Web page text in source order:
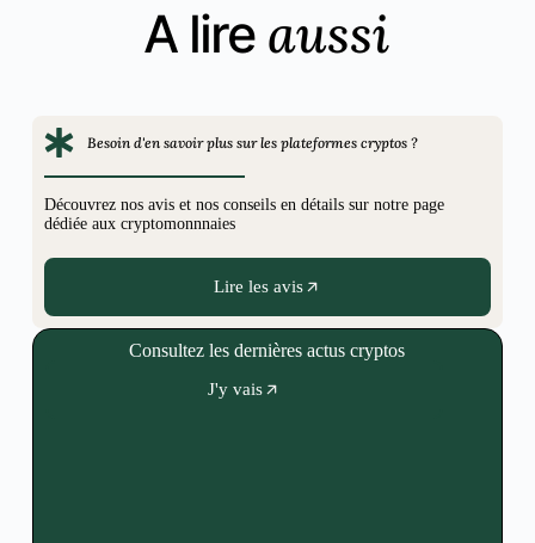
A lire aussi
Besoin d'en savoir plus sur les plateformes cryptos ?
Découvrez nos avis et nos conseils en détails sur notre page
dédiée aux cryptomonnnaies
Lire les avis
Consultez les dernières actus cryptos
J'y vais